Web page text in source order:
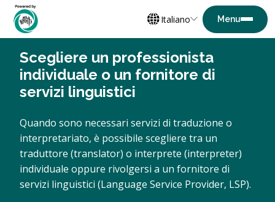
Italiano
Scegliere un professionista
individuale o un fornitore di
servizi linguistici
Quando sono necessari servizi di traduzione o
interpretariato, è possibile scegliere tra un
traduttore (translator) o interprete (interpreter)
individuale oppure rivolgersi a un fornitore di
servizi linguistici (Language Service Provider, LSP).